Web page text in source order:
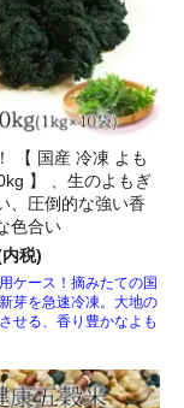
【 国産 冷凍 よも
】 、生のよもぎ
、圧倒的な強い香
色合い
税)
ケース！摘みたての国
芽を急速冷凍。大地の
せる、香り豊かなよも